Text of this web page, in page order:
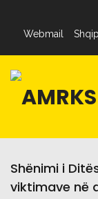
Webmail Shqip
Shënimi i
viktimave në